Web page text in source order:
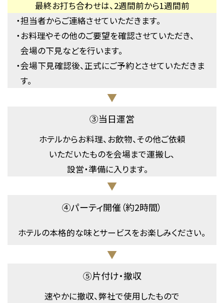
最終お打ち合わせは、2週間前から1週間前
・担当者からご連絡させていただきます。
・お料理やその他のご要望を確認させていただき、
会場の下見などを行います。
・会場下見確認後、正式にご予約とさせていただきま
す。
▼
③当日運営
ホテルからお料理、お飲物、その他ご依頼
いただいたものを会場まで運搬し、
設営・準備に入ります。
▼
④パーティ開催（約2時間）
ホテルの本格的な味とサービスをお楽しみください。
▼
⑤片付け・撤収
速やかに撤収、弊社で使用したもので